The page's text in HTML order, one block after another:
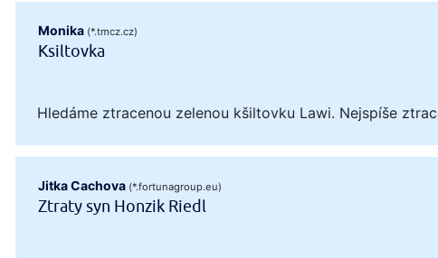
Monika (*.tmcz.cz)
Ksiltovka
Hledáme ztracenou zelenou kšiltovku Lawi. Nejspíše
Jitka Cachova (*.fortunagroup.eu)
Ztraty syn Honzik Riedl